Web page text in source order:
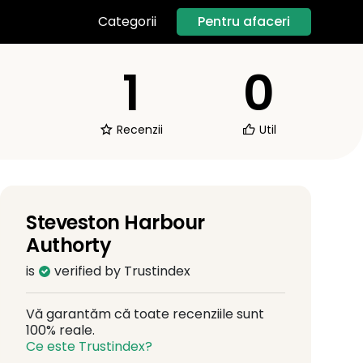
Categorii Pentru afaceri
1
Recenzii
0
Util
Steveston Harbour
Authorty
is verified by Trustindex
Vă garantăm că toate recenziile sunt
100% reale.
Ce este Trustindex?